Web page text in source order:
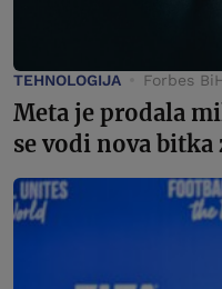
TEHNOLOGIJA Forbes
Meta je prodala
se vodi nova